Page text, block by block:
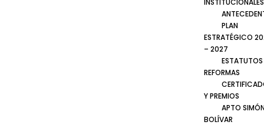
INSTITUCIONALES
PLAN
ESTRATÉGICO
– 2027
ESTATUTOS
REFORMAS
Y PREMIOS
APTO
BOLÍVAR